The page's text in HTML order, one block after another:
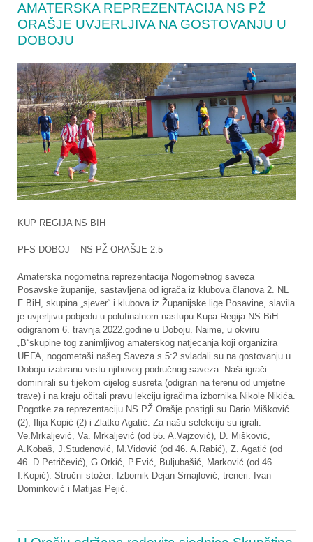
AMATERSKA REPREZENTACIJA NS PŽ
ORAŠJE UVJERLJIVA NA GOSTOVANJU U
DOBOJU
KUP REGIJA NS BIH
PFS DOBOJ – NS PŽ ORAŠJE 2:5
Amaterska nogometna reprezentacija Nogometnog saveza
Posavske županije, sastavljena od igrača iz klubova članova 2. NL
F BiH, skupina „sjever“ i klubova iz Županijske lige Posavine, slavila
je uvjerljivu pobjedu u polufinalnom nastupu Kupa Regija NS BiH
odigranom 6. travnja 2022.godine u Doboju. Naime, u okviru
„B“skupine tog zanimljivog amaterskog natjecanja koji organizira
UEFA, nogometaši našeg Saveza s 5:2 svladali su na gostovanju u
Doboju izabranu vrstu njihovog područnog saveza. Naši igrači
dominirali su tijekom cijelog susreta (odigran na terenu od umjetne
trave) i na kraju očitali pravu lekciju igračima izbornika Nikole Nikića.
Pogotke za reprezentaciju NS PŽ Orašje postigli su Dario Mišković
(2), Ilija Kopić (2) i Zlatko Agatić. Za našu selekciju su igrali:
Ve.Mrkaljević, Va. Mrkaljević (od 55. A.Vajzović), D. Mišković,
A.Kobaš, J.Studenović, M.Vidović (od 46. A.Rabić), Z. Agatić (od
46. D.Petričević), G.Orkić, P.Ević, Buljubašić, Marković (od 46.
I.Kopić). Stručni stožer: Izbornik Dejan Smajlović, treneri: Ivan
Dominković i Matijas Pejić.